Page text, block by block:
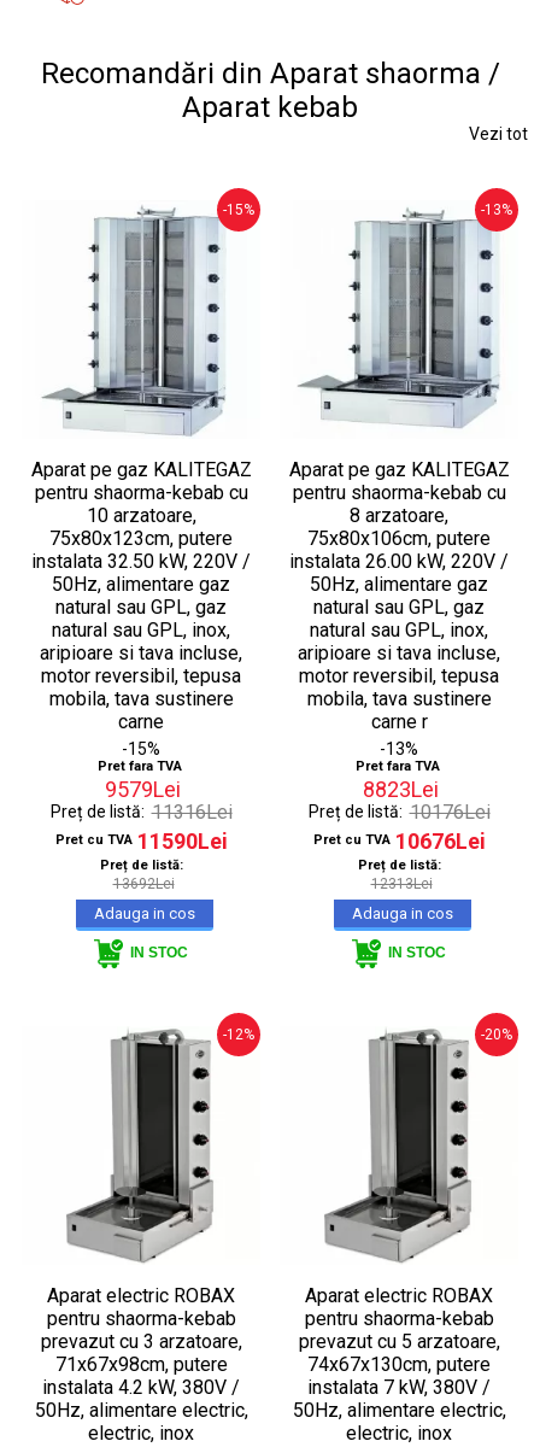
Recomandări din Aparat shaorma /
Aparat kebab
Vezi tot
-15%
Aparat pe gaz KALITEGAZ
pentru shaorma-kebab cu
10 arzatoare,
75x80x123cm, putere
instalata 32.50 kW, 220V /
50Hz, alimentare gaz
natural sau GPL, gaz
natural sau GPL, inox,
aripioare si tava incluse,
motor reversibil, tepusa
mobila, tava sustinere
carne
-15%
Pret fara TVA
9579Lei
Preț de listă: 11316Lei
Pret cu TVA 11590Lei
Preț de listă:
13692Lei
IN STOC
-13%
Aparat pe gaz KALITEGAZ
pentru shaorma-kebab cu
8 arzatoare,
75x80x106cm, putere
instalata 26.00 kW, 220V /
50Hz, alimentare gaz
natural sau GPL, gaz
natural sau GPL, inox,
aripioare si tava incluse,
motor reversibil, tepusa
mobila, tava sustinere
carne r
-13%
Pret fara TVA
8823Lei
Preț de listă: 10176Lei
Pret cu TVA 10676Lei
Preț de listă:
12313Lei
IN STOC
-12%
Aparat electric ROBAX
pentru shaorma-kebab
prevazut cu 3 arzatoare,
71x67x98cm, putere
instalata 4.2 kW, 380V /
50Hz, alimentare electric,
electric, inox
-20%
Aparat electric ROBAX
pentru shaorma-kebab
prevazut cu 5 arzatoare,
74x67x130cm, putere
instalata 7 kW, 380V /
50Hz, alimentare electric,
electric, inox